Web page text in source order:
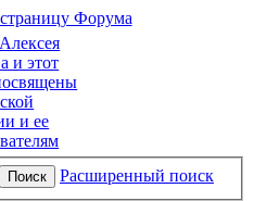
Поиск Расширенный поиск